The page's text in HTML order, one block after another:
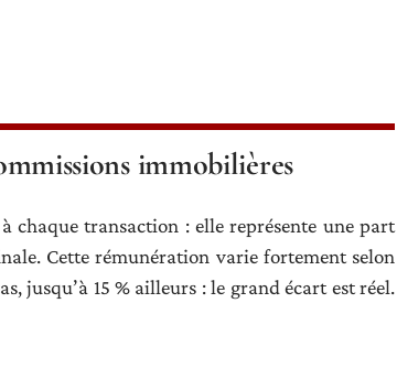
immobilières
à chaque transaction : elle représente une part
Cette rémunération varie fortement selon
jusqu’à 15 % ailleurs : le grand écart est réel.